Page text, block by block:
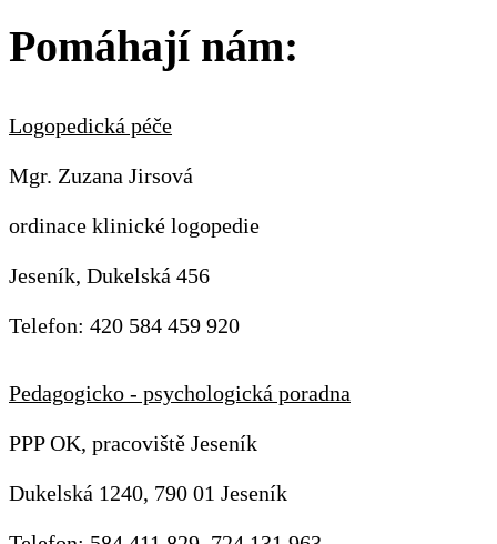
Pomáhají nám:
Logopedická péče
Mgr. Zuzana Jirsová
ordinace klinické logopedie
Jeseník, Dukelská 456
Telefon: 420 584 459 920
Pedagogicko - psychologická poradna
PPP OK, pracoviště Jeseník
Dukelská 1240, 790 01 Jeseník